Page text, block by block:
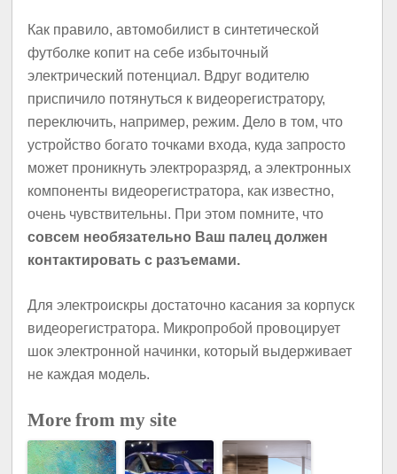
Как правило, автомобилист в синтетической
футболке копит на себе избыточный
электрический потенциал. Вдруг водителю
приспичило потянуться к видеорегистратору,
переключить, например, режим. Дело в том, что
устройство богато точками входа, куда запросто
может проникнуть электроразряд, а электронных
компоненты видеорегистратора, как известно,
очень чувствительны. При этом помните, что
совсем необязательно Ваш палец должен
контактировать с разъемами.
Для электроискры достаточно касания за корпуск
видеорегистратора. Микропробой провоцирует
шок электронной начинки, который выдерживает
не каждая модель.
More from my site